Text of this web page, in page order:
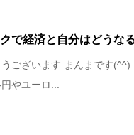
で経済と自分はどうな
うございます まんまです
やユーロ...